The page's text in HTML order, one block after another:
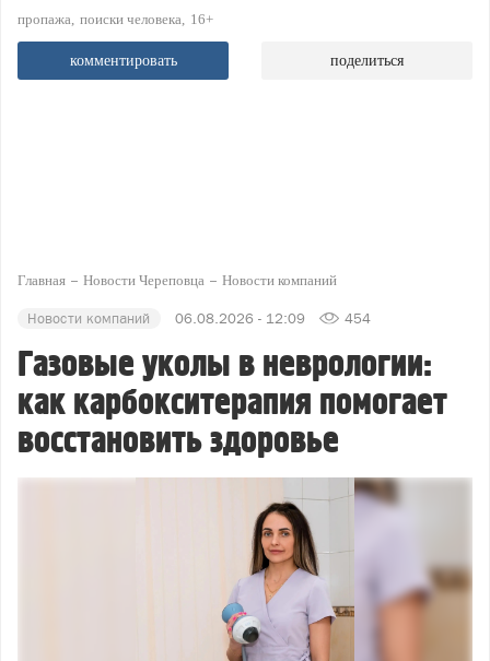
пропажа поиски человека 16+
комментировать поделиться
Главная Новости Череповца Новости компаний
Новости компаний 06.08.2026 - 12:09 454
Газовые уколы в неврологии:
как карбокситерапия помогает
восстановить здоровье